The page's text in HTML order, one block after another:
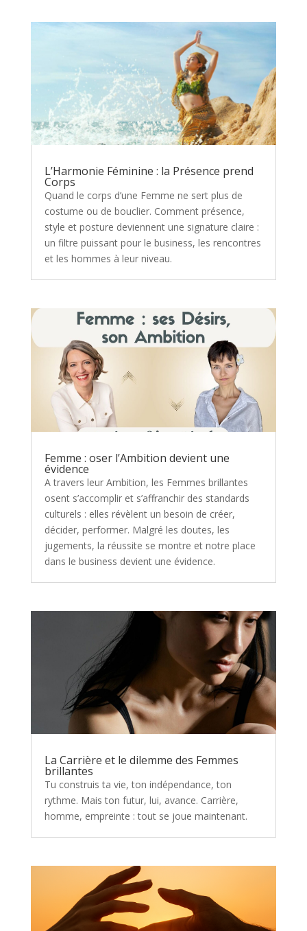
L’Harmonie Féminine : la Présence prend
Corps
Quand le corps d’une Femme ne sert plus de
costume ou de bouclier. Comment présence,
style et posture deviennent une signature claire :
un filtre puissant pour le business, les rencontres
et les hommes à leur niveau.
Femme : oser l’Ambition devient une
évidence
A travers leur Ambition, les Femmes brillantes
osent s’accomplir et s’affranchir des standards
culturels : elles révèlent un besoin de créer,
décider, performer. Malgré les doutes, les
jugements, la réussite se montre et notre place
dans le business devient une évidence.
La Carrière et le dilemme des Femmes
brillantes
Tu construis ta vie, ton indépendance, ton
rythme. Mais ton futur, lui, avance. Carrière,
homme, empreinte : tout se joue maintenant.